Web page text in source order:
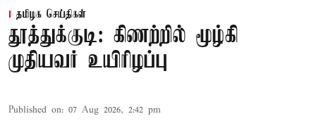
தமிழக செய்திகள்
தூத்துக்குடி: கிணற்றில் மூழ்கி
முதியவர் உயிரிழப்பு
Published on: 07 Aug 2026, 2:42 pm